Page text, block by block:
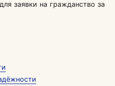
заявки на гражданство за